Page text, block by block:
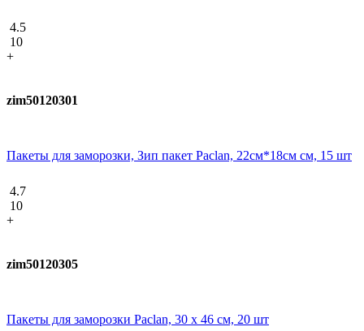
4.5
10
+
zim50120301
Пакеты для заморозки, Зип пакет Paclan, 22см*18см см, 15 шт
4.7
10
+
zim50120305
Пакеты для заморозки Paclan, 30 x 46 см, 20 шт